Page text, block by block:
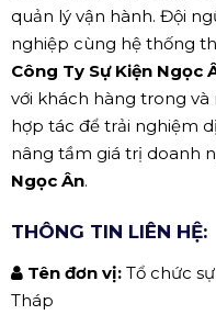
quản lý vận hành. Đội
nghiệp cùng hệ thống
Công Ty Sự Kiện Ngọc
với khách hàng trong
hợp tác để trải nghiệm
nâng tầm giá trị doanh
Ngọc Ân.
THÔNG TIN LIÊN HỆ:
Tên đơn vị: Tổ chức
Tháp